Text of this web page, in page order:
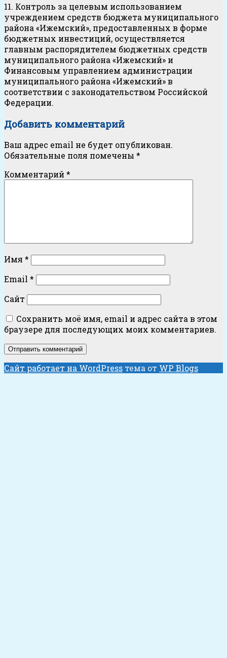
11. Контроль за целевым использованием
учреждением средств бюджета муниципального
района «Ижемский», предоставленных в форме
бюджетных инвестиций, осуществляется
главным распорядителем бюджетных средств
муниципального района «Ижемский» и
Финансовым управлением администрации
муниципального района «Ижемский» в
соответствии с законодательством Российской
Федерации.
Добавить комментарий
Ваш адрес email не будет опубликован.
Обязательные поля помечены *
Комментарий *
Имя *
Email *
Сайт
Сохранить моё имя, email и адрес сайта в этом
браузере для последующих моих комментариев.
Сайт работает на WordPress тема от WP Blogs